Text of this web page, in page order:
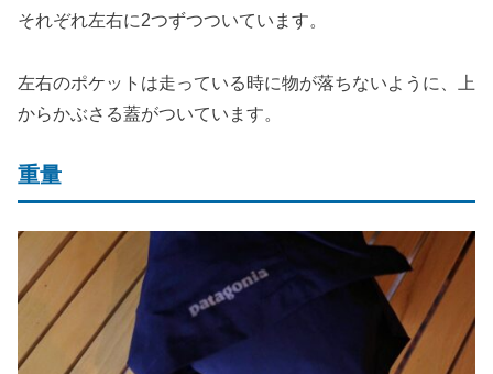
それぞれ左右に2つずつついています。
左右のポケットは走っている時に物が落ちないように、上
からかぶさる蓋がついています。
重量